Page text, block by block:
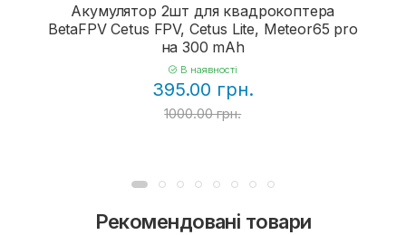
Акумулятор 2шт для квадрокоптера
BetaFPV Cetus FPV, Cetus Lite, Meteor65 pro
на 300 mAh
В наявності
395.00 грн.
1000.00 грн.
Рекомендовані товари